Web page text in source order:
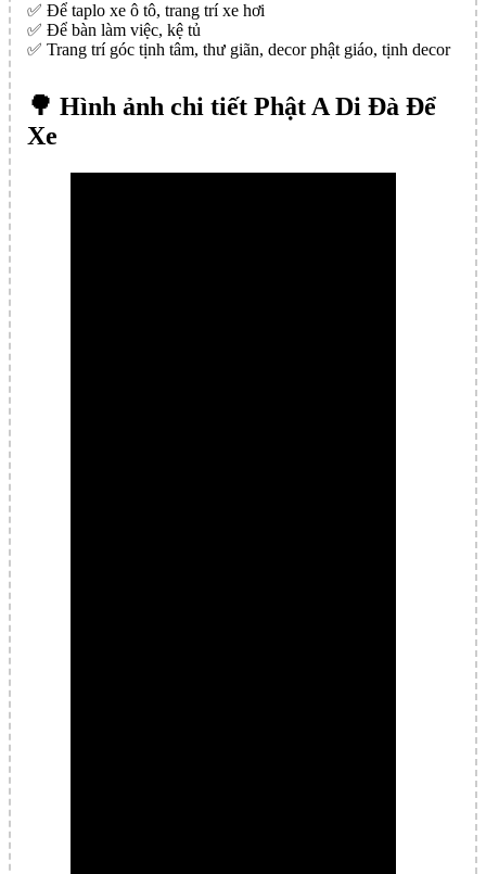
✅️ Để taplo xe ô tô, trang trí xe hơi
✅️ Để bàn làm việc, kệ tủ
✅️ Trang trí góc tịnh tâm, thư giãn, decor phật giáo, tịnh decor
🌳 Hình ảnh chi tiết Phật A Di Đà Để
Xe